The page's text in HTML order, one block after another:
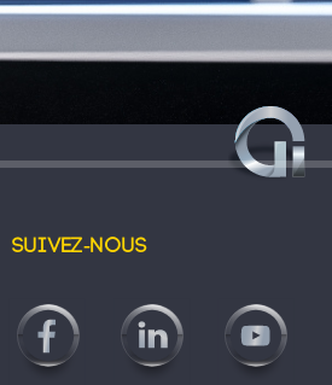
Suivez-nous